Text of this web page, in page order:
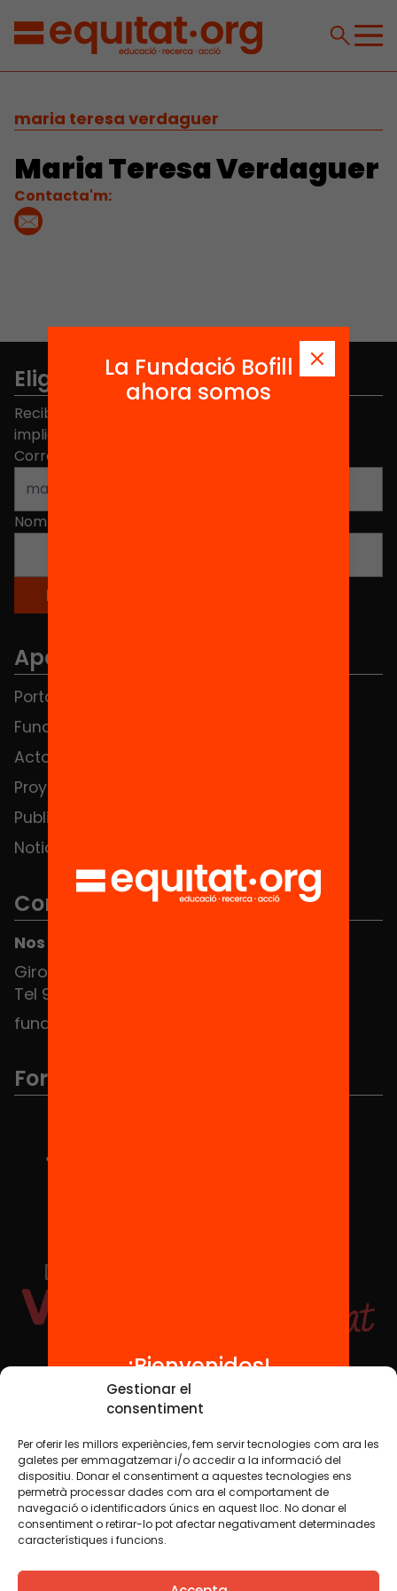
Gestionar el
consentiment
Per oferir les millors experiències, fem servir tecnologies com ara les
galetes per emmagatzemar i/o accedir a la informació del
dispositiu. Donar el consentiment a aquestes tecnologies ens
permetrà processar dades com ara el comportament de
navegació o identificadors únics en aquest lloc. No donar el
consentiment o retirar-lo pot afectar negativament determinades
característiques i funcions.
maria teresa verdaguer
Maria Teresa Verdaguer
Contacta'm:
Elige equidad
Recibe contenidos, iniciativas y proyectos para
implicarte.
Correo electrónico
Nombre
Apartados
Portada
Fundación
Actos
Proyectos
Publicaciones y vídeos
Noticias
Contacto
Nos puedes encontrar en el HUB Social
Girona 34, interior 08010 Barcelona
Tel 934 588 700
fundacio@equitat.org
Formamos parte de...
Redes sociales
TWT YTB IG FB IN
Aviso legalPolítica de cookies
Creemos que el conocimiento debe compartirse. Por eso
La Fundació Bofill
ahora somos
¡Bienvenidos!